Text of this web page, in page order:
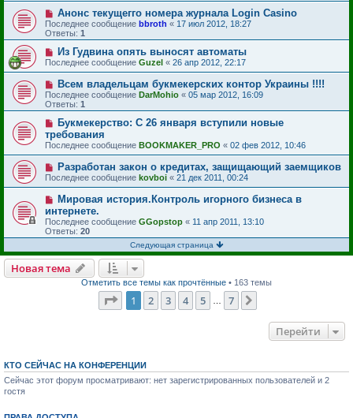
Анонс текущегго номера журнала Login Casino
Последнее сообщение bbroth « 17 июл 2012, 18:27
Ответы: 1
Из Гудвина опять выносят автоматы
Последнее сообщение Guzel « 26 апр 2012, 22:17
Всем владельцам букмекерских контор Украины !!!!
Последнее сообщение DarMohio « 05 мар 2012, 16:09
Ответы: 1
Букмекерство: С 26 января вступили новые
требования
Последнее сообщение BOOKMAKER_PRO « 02 фев 2012, 10:46
Разработан закон о кредитах, защищающий заемщиков
Последнее сообщение kovboi « 21 дек 2011, 00:24
Мировая история.Контроль игорного бизнеса в
интернете.
Последнее сообщение GGopstop « 11 апр 2011, 13:10
Ответы: 20
Следующая страница
Новая тема
Отметить все темы как прочтённые • 163 темы
Страница из
1 2 3 4 5 7
Перейти
КТО СЕЙЧАС НА КОНФЕРЕНЦИИ
Сейчас этот форум просматривают: нет зарегистрированных пользователей и 2
гостя